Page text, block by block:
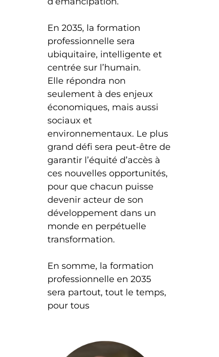
En 2035, la formation
professionnelle sera
ubiquitaire, intelligente et
centrée sur l’humain.
Elle répondra non
seulement à des enjeux
économiques, mais aussi
sociaux et
environnementaux. Le plus
grand défi sera peut-être de
garantir l’équité d’accès à
ces nouvelles opportunités,
pour que chacun puisse
devenir acteur de son
développement dans un
monde en perpétuelle
transformation.
En somme, la formation
professionnelle en 2035
sera partout, tout le temps,
pour tous